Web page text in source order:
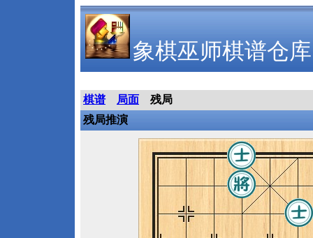
象棋巫师棋谱仓库
棋谱 局面
残局
残局推演